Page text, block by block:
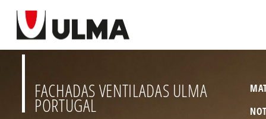
FACHADAS VENTILADAS ULMA
PORTUGAL